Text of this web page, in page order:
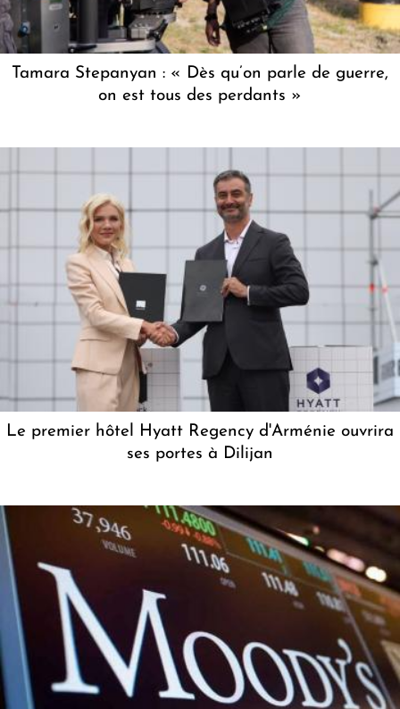
Tamara Stepanyan : « Dès qu’on parle de guerre,
on est tous des perdants »
Le premier hôtel Hyatt Regency d'Arménie ouvrira
ses portes à Dilijan